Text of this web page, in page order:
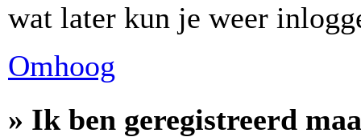
wat later kun je weer
Omhoog
» Ik ben geregistreerd